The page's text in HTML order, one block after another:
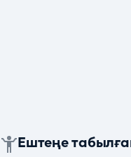
Ештеңе